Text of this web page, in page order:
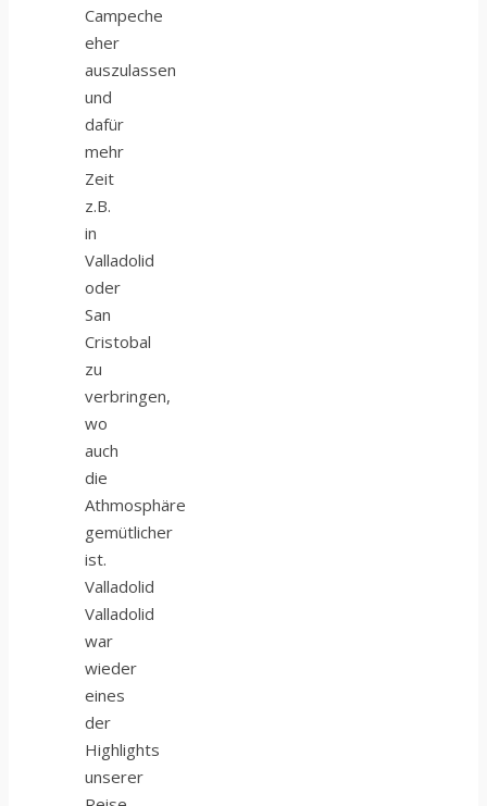
Campeche
eher
auszulassen
und
dafür
mehr
Zeit
z.B.
in
Valladolid
oder
San
Cristobal
zu
verbringen,
wo
auch
die
Athmosphäre
gemütlicher
ist.
Valladolid
Valladolid
war
wieder
eines
der
Highlights
unserer